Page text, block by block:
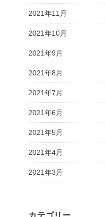
2021年11月
2021年10月
2021年9月
2021年8月
2021年7月
2021年6月
2021年5月
2021年4月
2021年3月
カテゴリー